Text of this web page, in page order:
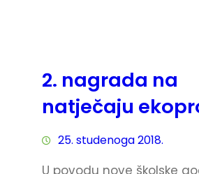
2. nagrada na
natječaju
25. studenoga 2018.
U povodu nove školske